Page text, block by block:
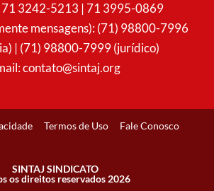
71 3242-5213 | 71 3995-0869
mensagens): (71) 98800-7996
| (71) 98800-7999 (jurídico)
contato@sintaj.org
Termos de Uso Fale Conosco
SINTAJ SINDICATO
os direitos reservados 2026